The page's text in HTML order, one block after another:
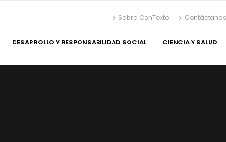
Sobre ConTexto Contáctanos
DESARROLLO Y RESPONSABILIDAD SOCIAL CIENCIA Y SALUD